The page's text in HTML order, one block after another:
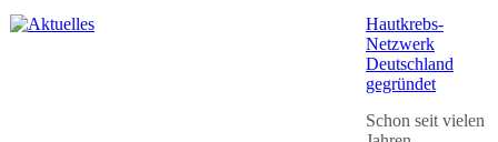
Hautkrebs-
Netzwerk
Deutschland
gegründet
Schon seit vielen